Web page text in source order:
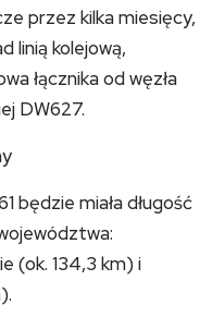
przez kilka miesięcy,
linią kolejową,
łącznika od węzła
DW627.
będzie miała długość
(ok. 134,3 km) i